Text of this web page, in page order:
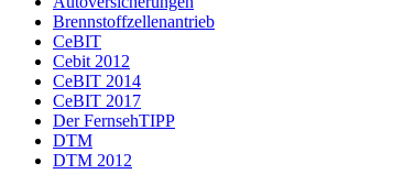
Brennstoffzellenantrieb
CeBIT
Cebit 2012
CeBIT 2014
CeBIT 2017
Der FernsehTIPP
DTM
DTM 2012